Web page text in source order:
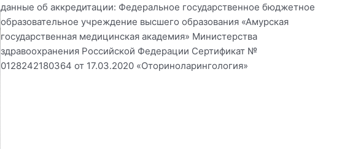
данные об аккредитации: Федеральное государственное бюджетное
образовательное учреждение высшего образования «Амурская
государственная медицинская академия» Министерства
здравоохранения Российской Федерации Сертификат №
0128242180364 от 17.03.2020 «Оториноларингология»